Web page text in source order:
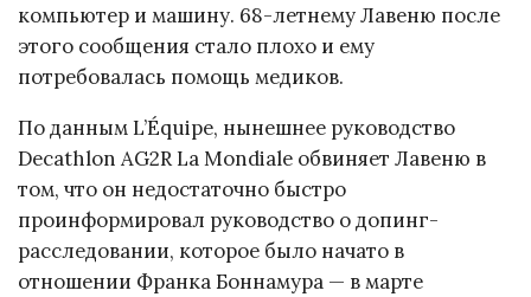
компьютер и машину. 68-летнему Лавеню после
этого сообщения стало плохо и ему
потребовалась помощь медиков.
По данным L’Équipe, нынешнее руководство
Decathlon AG2R La Mondiale обвиняет Лавеню в
том, что он недостаточно быстро
проинформировал руководство о допинг-
расследовании, которое было начато в
отношении Франка Боннамура — в марте